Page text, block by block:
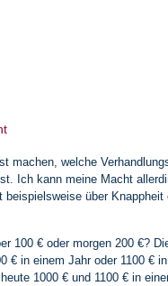
machen, welche
Ich kann meine Macht
beispielsweise über
100 € oder morgen 200 €?
€ in einem Jahr oder 1100 €
1000 € und 1100 € in